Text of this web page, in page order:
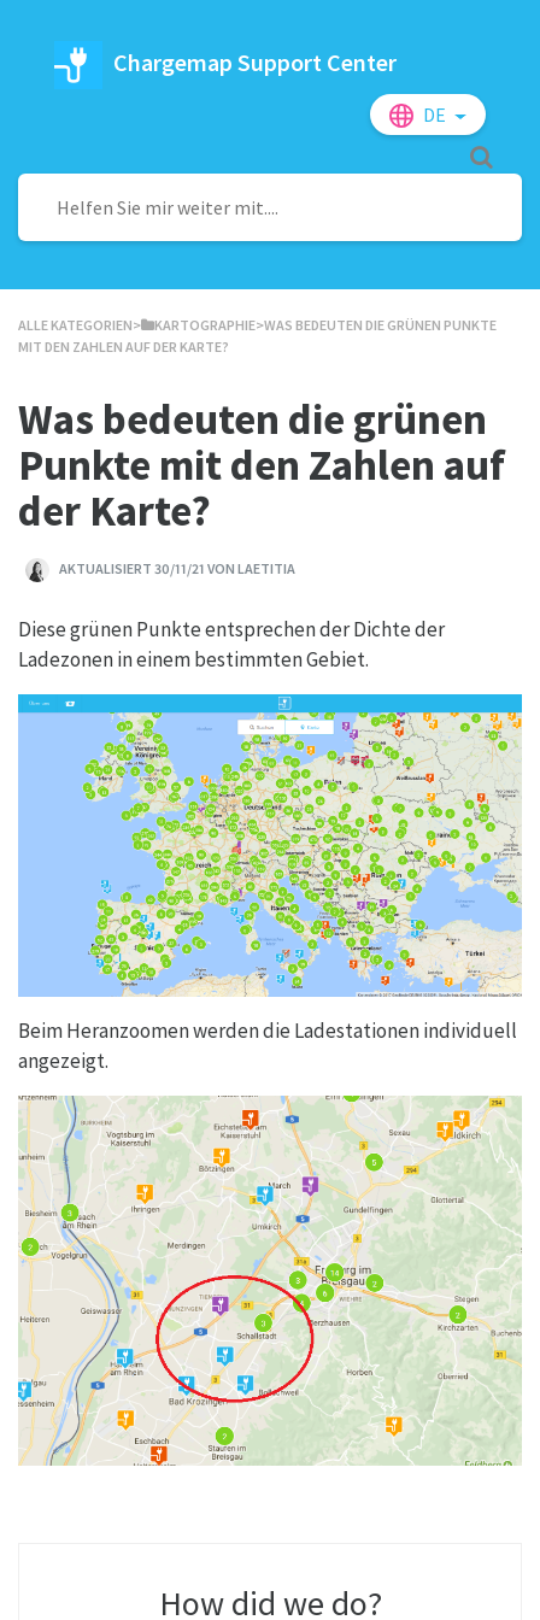
Chargemap Support Center
DE
ALLE KATEGORIEN​>​ ​KARTOGRAPHIE​>​ WAS BEDEUTEN DIE GRÜNEN PUNKTE
MIT DEN ZAHLEN AUF DER KARTE?
Was bedeuten die grünen
Punkte mit den Zahlen auf
der Karte?
AKTUALISIERT 30/11/21 VON LAETITIA
Diese grünen Punkte entsprechen der Dichte der
Ladezonen in einem bestimmten Gebiet.
Beim Heranzoomen werden die Ladestationen individuell
angezeigt.
How did we do?